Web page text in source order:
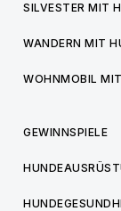
SILVESTER MIT
WANDERN MIT
WOHNMOBIL
GEWINNSPIELE